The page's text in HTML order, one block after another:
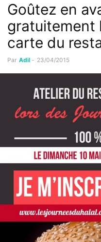
Goûtez en
gratuitement
carte du
Par Adil - 23/04/2015